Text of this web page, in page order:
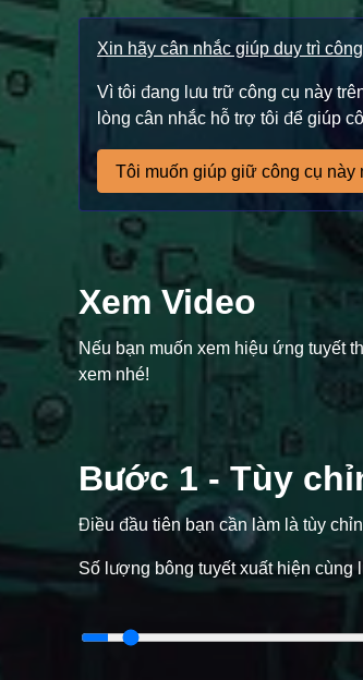
Xin hãy cân nhắc giúp duy trì
Vì tôi đang lưu trữ công cụ này
lòng cân nhắc hỗ trợ tôi để giúp
Tôi muốn giúp giữ công cụ này
Xem Video
Nếu bạn muốn xem hiệu ứng tuyết
xem nhé!
Bước 1 - Tùy
Điều đầu tiên bạn cần làm là tùy
Số lượng bông tuyết xuất hiện cùng